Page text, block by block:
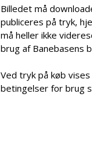
Billedet må
publiceres på tryk,
må heller ikke
brug af Banebasens
Ved tryk på køb
betingelser for brug